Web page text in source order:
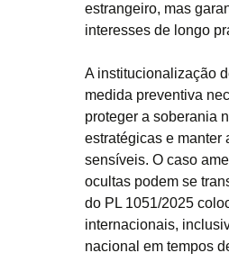
estrangeiro, mas
interesses de longo
A institucionalização
medida preventiva
proteger a soberania
estratégicas e manter
sensíveis. O caso
ocultas podem se
do PL 1051/2025
internacionais,
nacional em tempos